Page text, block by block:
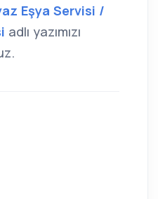
Eşya Servisi /
adlı yazımızı